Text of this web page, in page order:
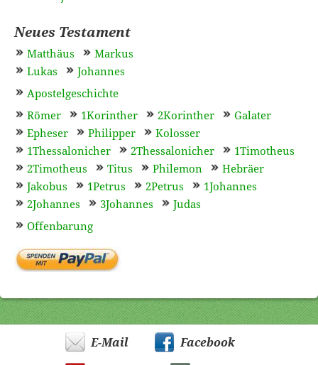
Neues Testament
Matthäus
Markus
Lukas
Johannes
Apostelgeschichte
Römer
1Korinther 2Korinther
Galater
Epheser
Philipper
Kolosser
1Thessalonicher
2Thessalonicher
1Timotheus
2Timotheus
Titus Philemon
Hebräer
Jakobus
1Petrus 2Petrus
1Johannes
2Johannes
3Johannes
Judas
Offenbarung
E-Mail Facebook